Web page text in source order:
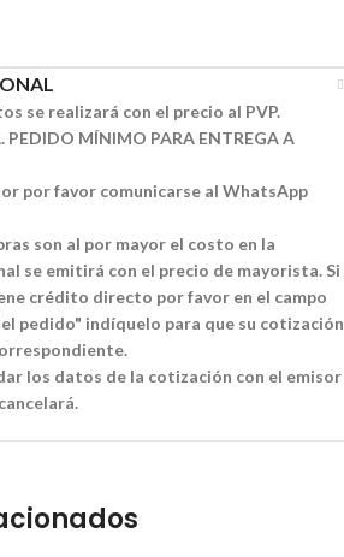
se realizará con el precio al PVP.
PEDIDO MÍNIMO PARA ENTREGA A
por favor comunicarse al WhatsApp
son al por mayor el costo en la
se emitirá con el precio de mayorista. Si
crédito directo por favor en el campo
pedido" indíquelo para que su cotización
los datos de la cotización con el emisor